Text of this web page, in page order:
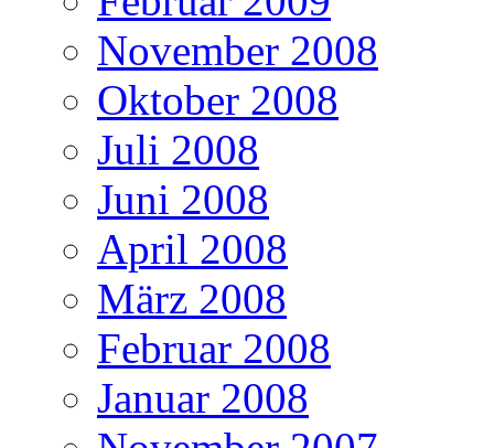
November 2008
Oktober 2008
Juli 2008
Juni 2008
April 2008
März 2008
Februar 2008
Januar 2008